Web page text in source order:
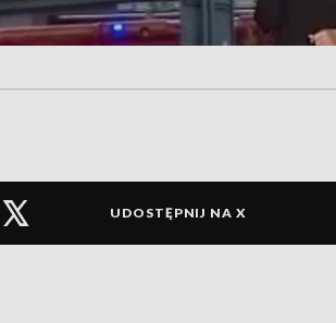
UDOSTĘPNIJ NA X